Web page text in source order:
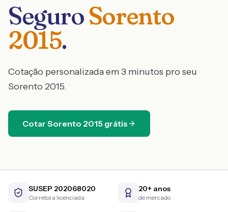
SeguroSorento
2015.
Cotação personalizada em 3 minutos pro seu
Sorento 2015.
Cotar Sorento 2015 grátis
SUSEP 202068020
Corretora licenciada
20+ anos
de mercado